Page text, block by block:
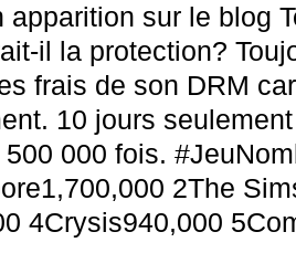
apparition sur le blog
il la protection?
frais de son DRM
10 jours
000 fois.
2The
4Crysis940,000